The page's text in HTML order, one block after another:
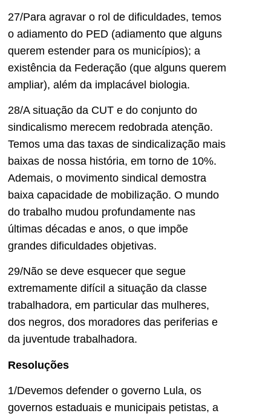
27/Para agravar o rol de dificuldades, temos
o adiamento do PED (adiamento que alguns
querem estender para os municípios); a
existência da Federação (que alguns querem
ampliar), além da implacável biologia.
28/A situação da CUT e do conjunto do
sindicalismo merecem redobrada atenção.
Temos uma das taxas de sindicalização mais
baixas de nossa história, em torno de 10%.
Ademais, o movimento sindical demostra
baixa capacidade de mobilização. O mundo
do trabalho mudou profundamente nas
últimas décadas e anos, o que impõe
grandes dificuldades objetivas.
29/Não se deve esquecer que segue
extremamente difícil a situação da classe
trabalhadora, em particular das mulheres,
dos negros, dos moradores das periferias e
da juventude trabalhadora.
Resoluções
1/Devemos defender o governo Lula, os
governos estaduais e municipais petistas, a